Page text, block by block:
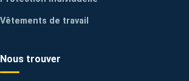
Vêtements de travail
Nous trouver